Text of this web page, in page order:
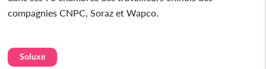
compagnies CNPC, Soraz et Wapco.
Soluxe